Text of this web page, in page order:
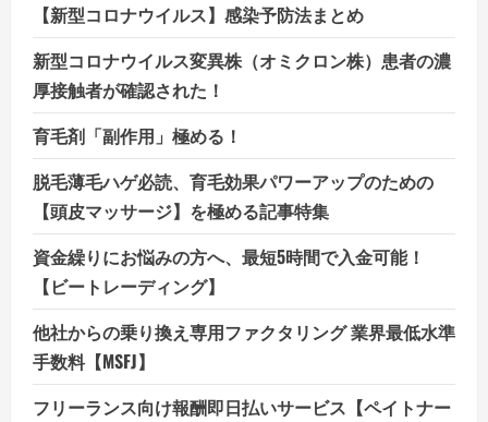
【新型コロナウイルス】感染予防法まとめ
新型コロナウイルス変異株（オミクロン株）患者の濃
厚接触者が確認された！
育毛剤「副作用」極める！
脱毛薄毛ハゲ必読、育毛効果パワーアップのための
【頭皮マッサージ】を極める記事特集
資金繰りにお悩みの方へ、最短5時間で入金可能！
【ビートレーディング】
他社からの乗り換え専用ファクタリング 業界最低水準
手数料【MSFJ】
フリーランス向け報酬即日払いサービス【ペイトナー